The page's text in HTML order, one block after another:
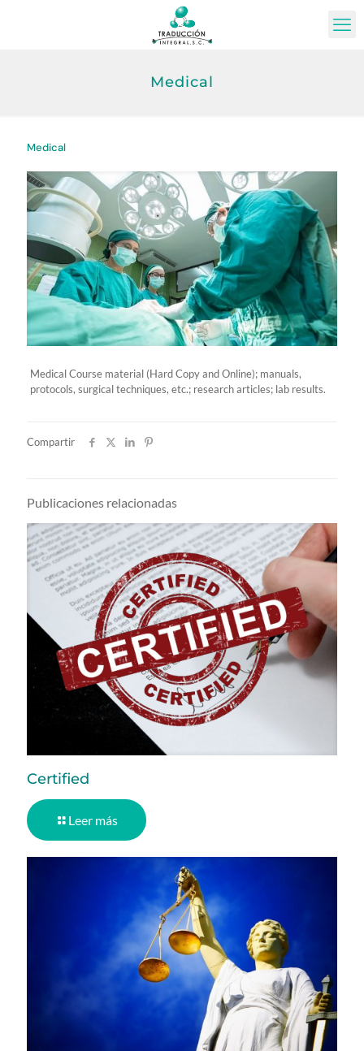
Medical
Medical
Medical Course material (Hard Copy and Online); manuals,
protocols, surgical techniques, etc.; research articles; lab results.
Compartir
Publicaciones relacionadas
Certified
Leer más